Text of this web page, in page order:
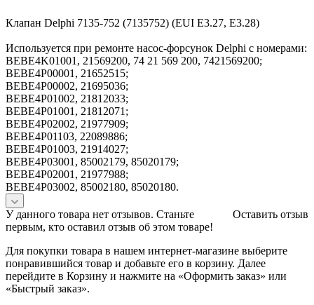
Клапан Delphi 7135-752 (7135752) (EUI E3.27, E3.28)
Используется при ремонте насос-форсунок Delphi с номерами:
BEBE4K01001, 21569200, 74 21 569 200, 7421569200;
BEBE4P00001, 21652515;
BEBE4P00002, 21695036;
BEBE4P01002, 21812033;
BEBE4P01001, 21812071;
BEBE4P02002, 21977909;
BEBE4P01103, 22089886;
BEBE4P01003, 21914027;
BEBE4P03001, 85002179, 85020179;
BEBE4P02001, 21977988;
BEBE4P03002, 85002180, 85020180.
Оставить отзыв
У данного товара нет отзывов. Станьте
первым, кто оставил отзыв об этом товаре!
Для покупки товара в нашем интернет-магазине выберите
понравившийся товар и добавьте его в корзину. Далее
перейдите в Корзину и нажмите на «Оформить заказ» или
«Быстрый заказ».